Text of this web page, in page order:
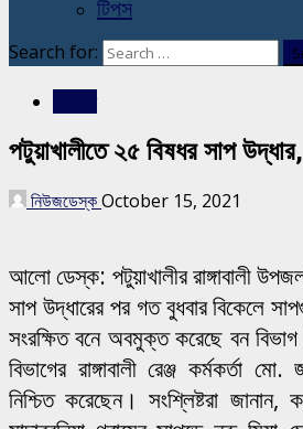
টিপস
Search for:
পটুয়াখালীতে ২৫ বিষধর সাপ
নিউজডেস্কOctober 15, 2021
আলো ডেস্ক: পটুয়াখালীর রাঙ্গাবালী
সাপ উদ্ধারের পর গত বুধবার বিকেলে
সংরক্ষিত বনে অবমুক্ত করেছে বন
বিভাগের রাঙ্গাবালী রেঞ্জ কর্মকর্তা
নিশ্চিত করেছেন। সংশ্লিষ্টরা